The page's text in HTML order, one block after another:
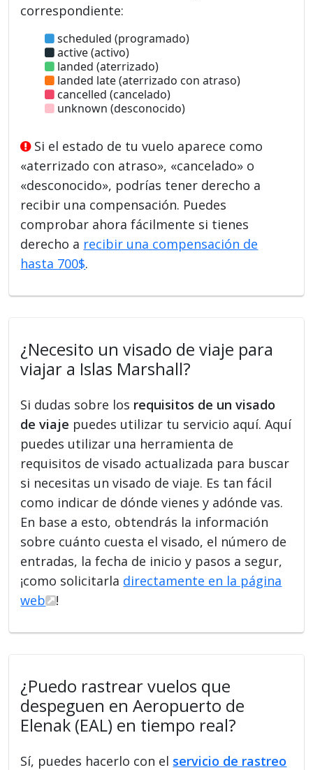
correspondiente:
scheduled (programado)
active (activo)
landed (aterrizado)
landed late (aterrizado con atraso)
cancelled (cancelado)
unknown (desconocido)
Si el estado de tu vuelo aparece como
«aterrizado con atraso», «cancelado» o
«desconocido», podrías tener derecho a
recibir una compensación. Puedes
comprobar ahora fácilmente si tienes
derecho a recibir una compensación de
hasta 700$.
¿Necesito un visado de viaje para
viajar a Islas Marshall?
Si dudas sobre los requisitos de un visado
de viaje puedes utilizar tu servicio aquí. Aquí
puedes utilizar una herramienta de
requisitos de visado actualizada para buscar
si necesitas un visado de viaje. Es tan fácil
como indicar de dónde vienes y adónde vas.
En base a esto, obtendrás la información
sobre cuánto cuesta el visado, el número de
entradas, la fecha de inicio y pasos a segur,
¡como solicitarla directamente en la página
web
!
¿Puedo rastrear vuelos que
despeguen en Aeropuerto de
Elenak (EAL) en tiempo real?
Sí, puedes hacerlo con el servicio de rastreo